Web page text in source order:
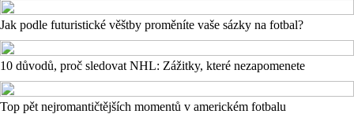
Jak podle futuristické věštby proměníte vaše sázky na fotbal?
10 důvodů, proč sledovat NHL: Zážitky, které nezapomenete
Top pět nejromantičtějších momentů v americkém fotbalu